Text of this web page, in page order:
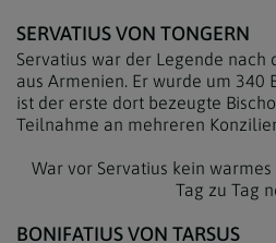
SERVATIUS VON TONGERN
Servatius war der Legende nach
aus Armenien. Er wurde um 340
ist der erste dort bezeugte
Teilnahme an mehreren
War vor Servatius kein
Tag zu Tag
BONIFATIUS VON TARSUS